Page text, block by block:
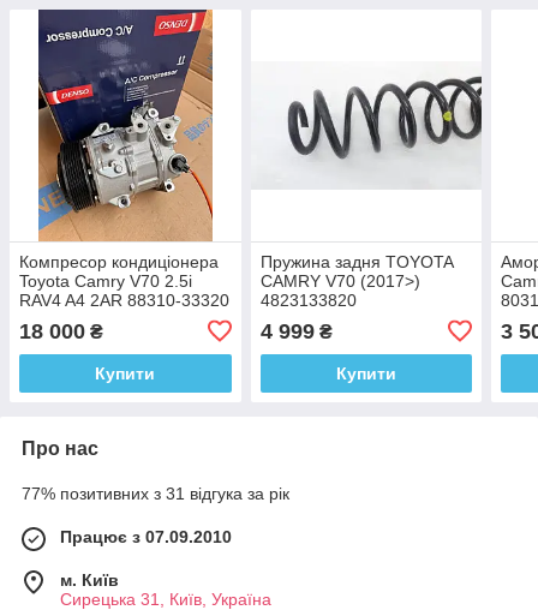
Компресор кондиціонера
Toyota Camry V70 2.5i
RAV4 A4 2AR 88310-33320
18 000 ₴
Купити
Пружина задня TOYOTA
CAMRY V70 (2017>)
4823133820
4 999₴
Купити
3
Про нас
77% позитивних з 31 відгука за рік
Працює з 07.09.2010
м. Київ
Сирецька 31, Київ, Україна